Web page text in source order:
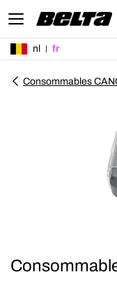
nl fr
Consommables